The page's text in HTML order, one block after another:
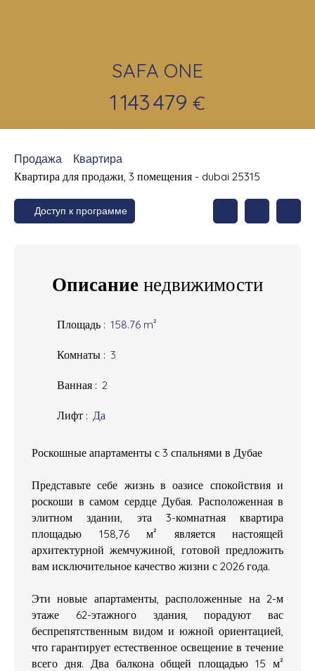
SAFA ONE
1 143 479 €
Продажа
Квартира
Квартира для продажи, 3 помещения - dubai 25315
Доступ к программе
Описание недвижимости
Площадь : 158.76 m²
Комнаты : 3
Ванная : 2
Лифт : Да
Роскошные апартаменты с 3 спальнями в Дубае
Представьте себе жизнь в оазисе спокойствия и
роскоши в самом сердце Дубая. Расположенная в
элитном здании, эта 3-комнатная квартира
площадью 158,76 м² является настоящей
архитектурной жемчужиной, готовой предложить
вам исключительное качество жизни с 2026 года.
Эти новые апартаменты, расположенные на 2-м
этаже 62-этажного здания, порадуют вас
беспрепятственным видом и южной ориентацией,
что гарантирует естественное освещение в течение
всего дня. Два балкона общей площадью 15 м²